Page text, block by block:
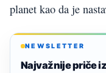
planet kao da je
NEWSLETTER
Najvažnije priče